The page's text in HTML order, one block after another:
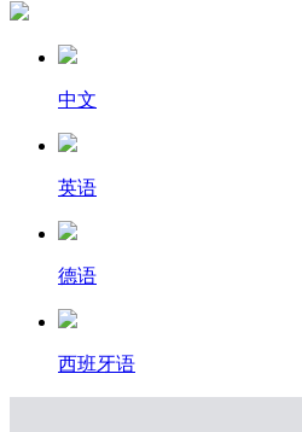
中文
英语
德语
西班牙语